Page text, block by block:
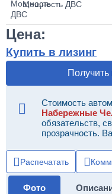
Мощность ДВС
Цена:
Купить в лизинг
Получить
Стоимость
Набережные
обязательств,
прозрачность.
Распечатать
Фото